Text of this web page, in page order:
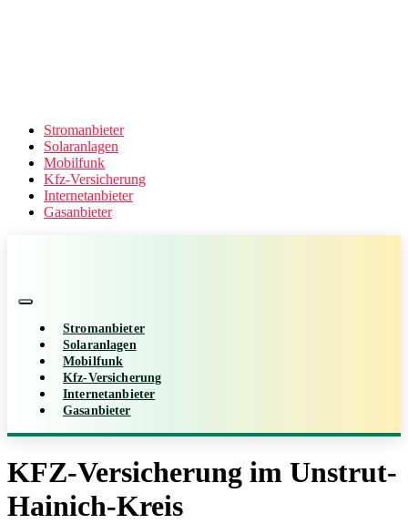
Stromanbieter
Solaranlagen
Mobilfunk
Kfz-Versicherung
Internetanbieter
Gasanbieter
Stromanbieter
Solaranlagen
Mobilfunk
Kfz-Versicherung
Internetanbieter
Gasanbieter
KFZ-Versicherung im Unstrut-
Hainich-Kreis